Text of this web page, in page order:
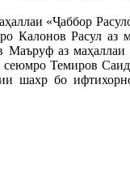
«Ҷаббор
Калонов Расул аз
Маъруф аз
Темиров
шахр бо